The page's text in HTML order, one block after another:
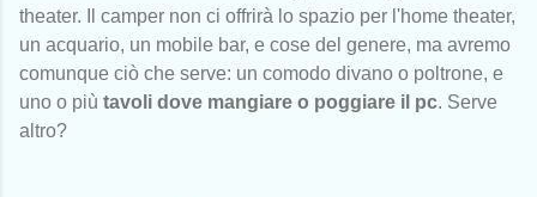
theater. Il camper non ci offrirà lo spazio per l'home theater,
un acquario, un mobile bar, e cose del genere, ma avremo
comunque ciò che serve: un comodo divano o poltrone, e
uno o più tavoli dove mangiare o poggiare il pc. Serve
altro?